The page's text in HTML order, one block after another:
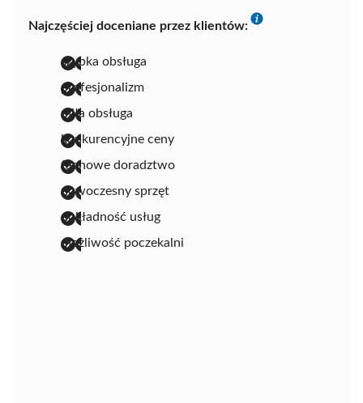
Najczęściej doceniane przez klientów:
szybka obsługa
profesjonalizm
miła obsługa
konkurencyjne ceny
fachowe doradztwo
nowoczesny sprzęt
dokładność usług
możliwość poczekalni